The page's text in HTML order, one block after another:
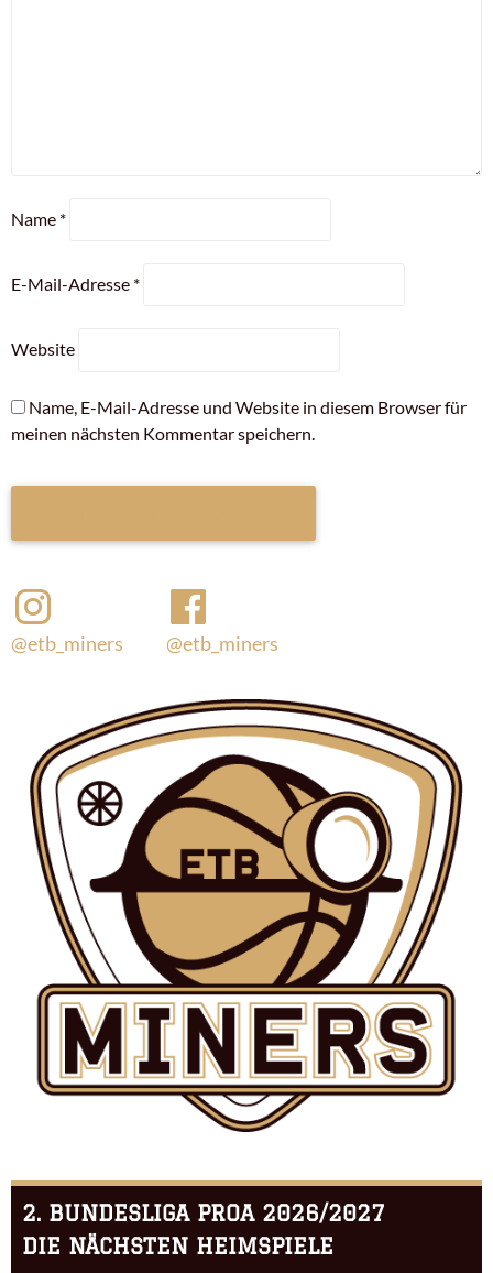
Name *
E-Mail-Adresse *
Website
Name, E-Mail-Adresse und Website in diesem Browser für
meinen nächsten Kommentar speichern.
@etb_miners @etb_miners
2. BUNDESLIGA PROA 2026/2027
DIE NÄCHSTEN HEIMSPIELE